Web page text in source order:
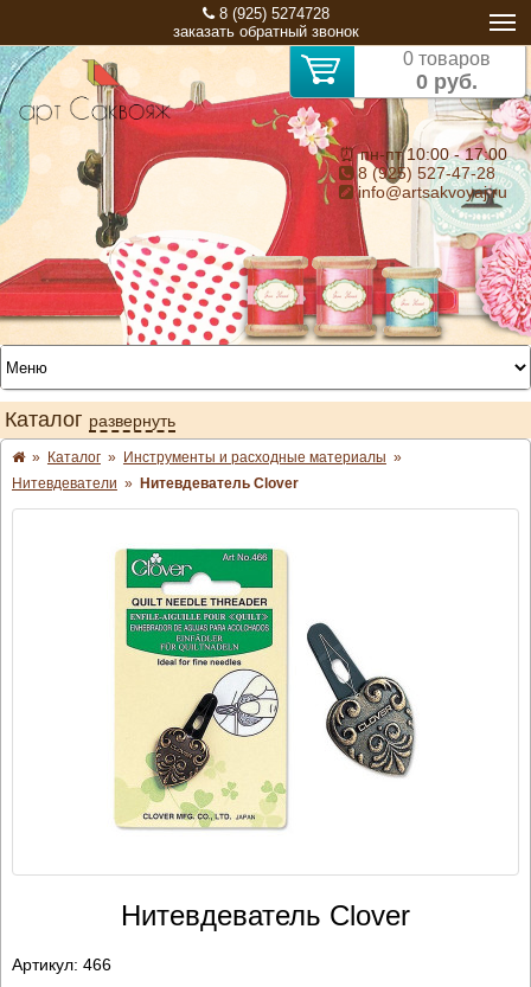
8 (925) 5274728
заказать обратный звонок
0 товаров
0 руб.
⏰ пн-пт 10:00 - 17:00
8 (925) 527-47-28
info@artsakvoyaj.ru
Каталог развернуть
» Каталог » Инструменты и расходные материалы »
Нитевдеватели » Нитевдеватель Clover
Нитевдеватель Clover
Артикул: 466